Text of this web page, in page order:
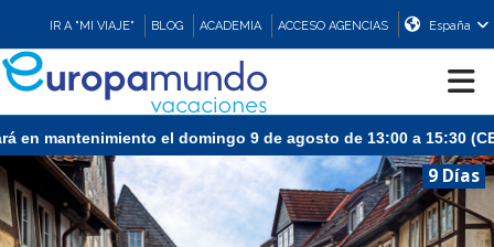
IR A "MI VIAJE" BLOG ACADEMIA ACCESO AGENCIAS España
CRUCEROS
EUROPA
el domingo 9 de agosto de 13:00 a 15:30 (CEST/
9 Días